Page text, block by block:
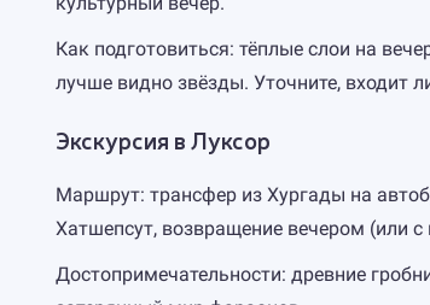
Как подготовиться: тёплые слои на
лучше видно звёзды. Уточните, входит
Экскурсия в Луксор
Маршрут: трансфер из Хургады на
Хатшепсут, возвращение вечером (или с
Достопримечательности: древние